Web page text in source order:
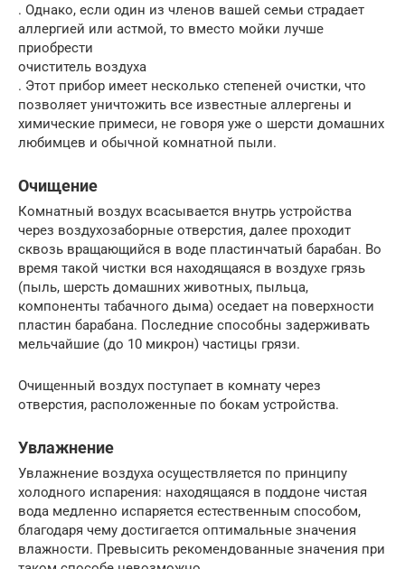
. Однако, если один из членов вашей семьи страдает
аллергией или астмой, то вместо мойки лучше
приобрести
очиститель воздуха
. Этот прибор имеет несколько степеней очистки, что
позволяет уничтожить все известные аллергены и
химические примеси, не говоря уже о шерсти домашних
любимцев и обычной комнатной пыли.
Очищение
Комнатный воздух всасывается внутрь устройства
через воздухозаборные отверстия, далее проходит
сквозь вращающийся в воде пластинчатый барабан. Во
время такой чистки вся находящаяся в воздухе грязь
(пыль, шерсть домашних животных, пыльца,
компоненты табачного дыма) оседает на поверхности
пластин барабана. Последние способны задерживать
мельчайшие (до 10 микрон) частицы грязи.
Очищенный воздух поступает в комнату через
отверстия, расположенные по бокам устройства.
Увлажнение
Увлажнение воздуха осуществляется по принципу
холодного испарения: находящаяся в поддоне чистая
вода медленно испаряется естественным способом,
благодаря чему достигается оптимальные значения
влажности. Превысить рекомендованные значения при